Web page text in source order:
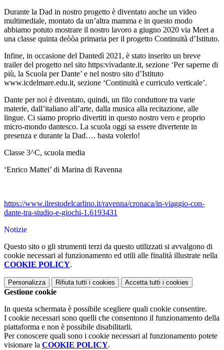
Durante la Dad in nostro progetto è diventato anche un video
multimediale, montato da un’altra mamma e in questo modo
abbiamo potuto mostrare il nostro lavoro a giugno 2020 via Meet a
una classe quinta deòòa primaria per il progetto Continuità d’Istituto.
Infine, in occasione del Dantedì 2021, è stato inserito un breve
trailer del progetto nel sito https:vivadante.it, sezione ‘Per saperne di
più, la Scuola per Dante’ e nel nostro sito d’Istituto
www.icdelmare.edu.it, sezione ‘Continuità e curriculo verticale’.
Dante per noi è diventato, quindi, un filo conduttore tra varie
materie, dall’italiano all’arte, dalla musica alla recitazione, alle
lingue. Ci siamo proprio divertiti in questo nostro vero e proprio
micro-mondo dantesco. La scuola oggi sa essere divertente in
presenza e durante la Dad…. basta volerlo!
Classe 3^C, scuola media
‘Enrico Mattei’ di Marina di Ravenna
https://www.ilrestodelcarlino.it/ravenna/cronaca/in-viaggio-con-
dante-tra-studio-e-giochi-1.6193431
Notizie
Questo sito o gli strumenti terzi da questo utilizzati si avvalgono di
cookie necessari al funzionamento ed utili alle finalità illustrate nella
COOKIE POLICY.
Personalizza Rifiuta tutti i cookies Accetta tutti i cookies
Gestione cookie
In questa schermata è possibile scegliere quali cookie consentire.
I cookie necessari sono quelli che consentono il funzionamento della
piattaforma e non è possibile disabilitarli.
Per conoscere quali sono i cookie necessari al funzionamento potete
visionare la COOKIE POLICY.